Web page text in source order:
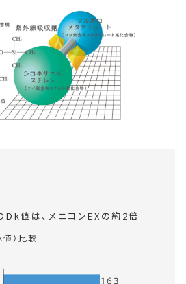
Dk値は、メニコンEXの約2倍
）比較